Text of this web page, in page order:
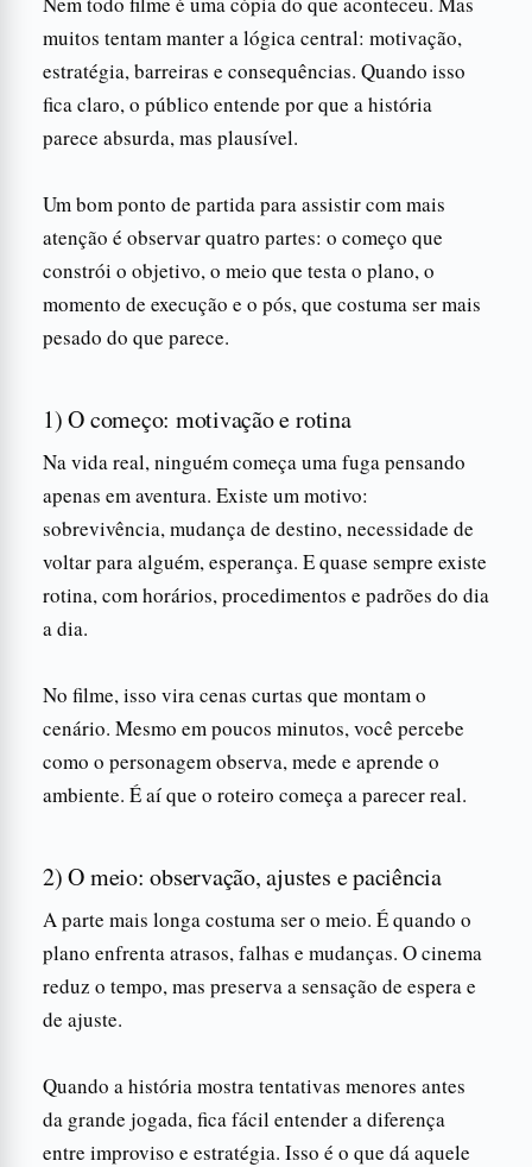
muitos tentam manter a lógica central: motivação,
estratégia, barreiras e consequências. Quando isso
fica claro, o público entende por que a história
parece absurda, mas plausível.
Um bom ponto de partida para assistir com mais
atenção é observar quatro partes: o começo que
constrói o objetivo, o meio que testa o plano, o
momento de execução e o pós, que costuma ser mais
pesado do que parece.
1) O começo: motivação e rotina
Na vida real, ninguém começa uma fuga pensando
apenas em aventura. Existe um motivo:
sobrevivência, mudança de destino, necessidade de
voltar para alguém, esperança. E quase sempre existe
rotina, com horários, procedimentos e padrões do dia
a dia.
No filme, isso vira cenas curtas que montam o
cenário. Mesmo em poucos minutos, você percebe
como o personagem observa, mede e aprende o
ambiente. É aí que o roteiro começa a parecer real.
2) O meio: observação, ajustes e paciência
A parte mais longa costuma ser o meio. É quando o
plano enfrenta atrasos, falhas e mudanças. O cinema
reduz o tempo, mas preserva a sensação de espera e
de ajuste.
Quando a história mostra tentativas menores antes
da grande jogada, fica fácil entender a diferença
entre improviso e estratégia. Isso é o que dá aquele